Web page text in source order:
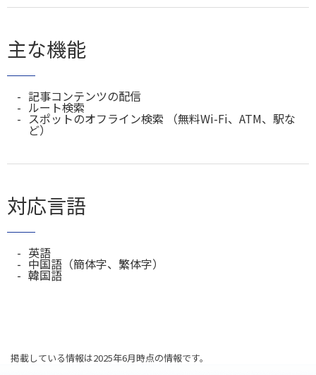
主な機能
記事コンテンツの配信
ルート検索
スポットのオフライン検索 （無料Wi-Fi、ATM、駅な
ど）
対応言語
英語
中国語（簡体字、繁体字）
韓国語
掲載している情報は2025年6月時点の情報です。